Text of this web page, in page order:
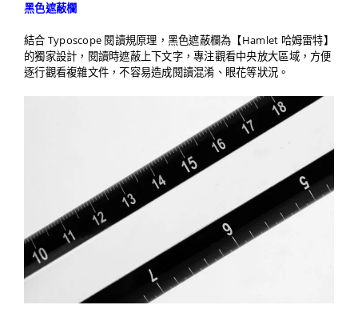
黑色遮蔽欄
結合 Typoscope 閱讀規原理，黑色遮蔽欄為【Hamlet 哈姆雷特】
的獨家設計，閱讀時遮蔽上下文字，專注觀看中央放大區域，方便
逐行觀看複雜文件，不容易造成閱讀混淆、眼花等狀況。